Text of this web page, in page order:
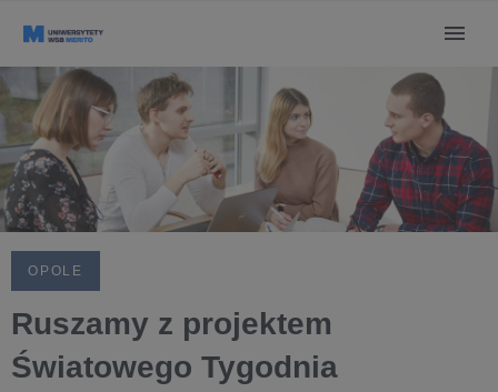
OPOLE
Ruszamy z projektem
Światowego Tygodnia